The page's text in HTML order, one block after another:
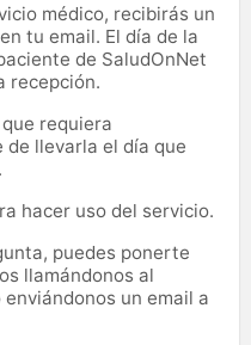
médico, recibirás un
tu email. El día de la
de SaludOnNet
recepción.
requiera
llevarla el día que
hacer uso del servicio.
puedes ponerte
llamándonos al
enviándonos un email a